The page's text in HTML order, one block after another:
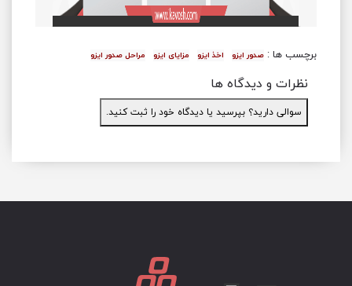
برچسب ها : صدور ایزو اخذ ایزو مزایای ایزو مراحل صدور ایزو
نظرات و دیدگاه ها
سوالی دارید؟ بپرسید یا دیدگاه خود را ثبت کنید.